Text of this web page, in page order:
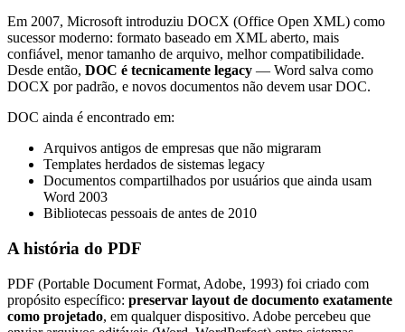
Em 2007, Microsoft introduziu DOCX (Office Open XML) como
sucessor moderno: formato baseado em XML aberto, mais
confiável, menor tamanho de arquivo, melhor compatibilidade.
Desde então, DOC é tecnicamente legacy — Word salva como
DOCX por padrão, e novos documentos não devem usar DOC.
DOC ainda é encontrado em:
Arquivos antigos de empresas que não migraram
Templates herdados de sistemas legacy
Documentos compartilhados por usuários que ainda usam
Word 2003
Bibliotecas pessoais de antes de 2010
A história do PDF
PDF (Portable Document Format, Adobe, 1993) foi criado com
propósito específico: preservar layout de documento exatamente
como projetado, em qualquer dispositivo. Adobe percebeu que